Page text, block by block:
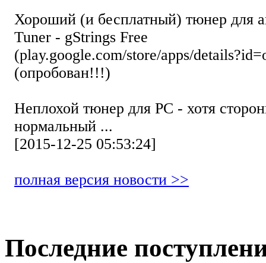
Хороший (и бесплатный) тюнер для
Tuner - gStrings Free
(play.google.com/store/apps/
(опробован!!!)
Неплохой тюнер для РС - хотя
нормальный ...
[2015-12-25 05:53:24]
полная версия новости >>
Последние